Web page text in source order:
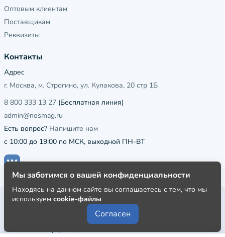
Оптовым клиентам
Поставщикам
Реквизиты
Контакты
Адрес
г. Москва, м. Строгино, ул. Кулакова, 20 стр 1Б
8 800 333 13 27 (Бесплатная линия)
admin@nosmag.ru
Есть вопрос? Напишите нам
с 10:00 до 19:00 по МСК, выходной ПН-ВТ
Публичная оферта
Пользовательское соглашение
Политика конфиденциальности
Мы заботимся о вашей конфиденциальности
Находясь на данном сайте вы соглашаетесь с тем, что мы
используем cookie-файлы
Согласен